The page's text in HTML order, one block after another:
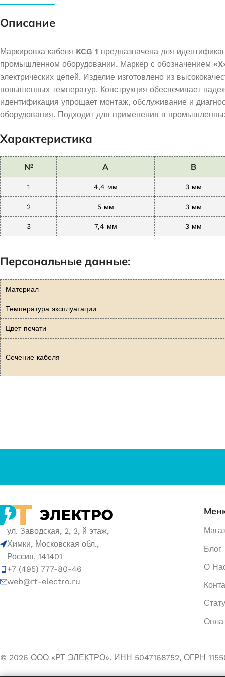
Описание
Маркировка кабеля KCG 1 предназначена для
промышленном оборудовании. Маркер с обозначением
электрических цепей. Изделие изготовлено из
повышенных температур. Конструкция обеспечивает
идентификация упрощает монтаж, обслуживание и
оборудования. Подходит для применения в
Характеристика
№ A B
1 4,4 мм 3 мм
2 5 мм 3 мм
3 7,4 мм 3 мм
Персональные данные:
Материал
Температура эксплуатации
Цвет печати
Сечение кабеля
ул. Заводская, 2, 3, й этаж,
Химки, Московская обл.,
Россия, 141401
+7 (495) 777-80-46
web@rt-electro.ru
Блог
О
© 2026 ООО «РТ ЭЛЕКТРО». ИНН 5047168752, ОГРН